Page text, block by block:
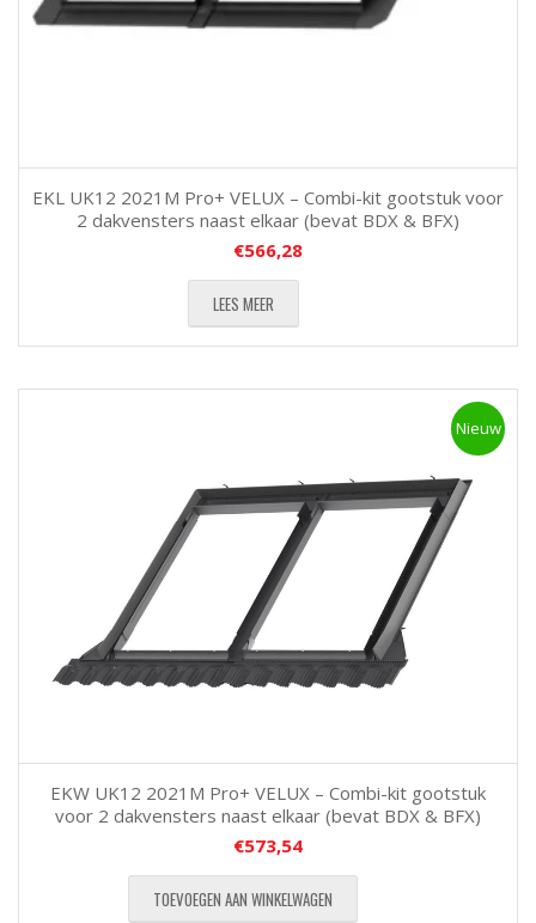
EKL UK12 2021M Pro+ VELUX – Combi-kit gootstuk voor
2 dakvensters naast elkaar (bevat BDX & BFX)
€566,28
LEES MEER
Nieuw
EKW UK12 2021M Pro+ VELUX – Combi-kit gootstuk
voor 2 dakvensters naast elkaar (bevat BDX & BFX)
€573,54
TOEVOEGEN AAN WINKELWAGEN